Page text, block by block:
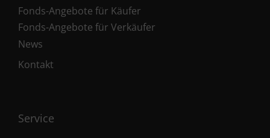
Fonds-Angebote für Käufer
Fonds-Angebote für Verkäufer
News
Kontakt
Service